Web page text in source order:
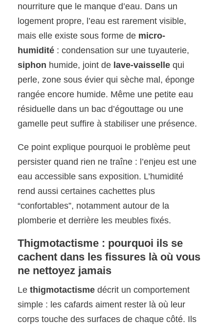
nourriture que le manque d’eau. Dans un
logement propre, l’eau est rarement visible,
mais elle existe sous forme de micro-
humidité: condensation sur une tuyauterie,
siphon humide, joint de lave-vaissellequi
perle, zone sous évier qui sèche mal, éponge
rangée encore humide. Même une petite eau
résiduelle dans un bac d’égouttage ou une
gamelle peut suffire à stabiliser une présence.
Ce point explique pourquoi le problème peut
persister quand rien ne traîne : l’enjeu est une
eau accessible sans exposition. L’humidité
rend aussi certaines cachettes plus
“confortables”, notamment autour de la
plomberie et derrière les meubles fixés.
Thigmotactisme : pourquoi ils se
cachent dans les fissures là où vous
ne nettoyez jamais
Le thigmotactismedécrit un comportement
simple : les cafards aiment rester là où leur
corps touche des surfaces de chaque côté. Ils